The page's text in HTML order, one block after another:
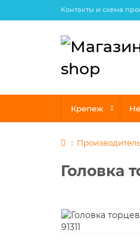
Контакты и схема
Крепеж
Производитель
Головка